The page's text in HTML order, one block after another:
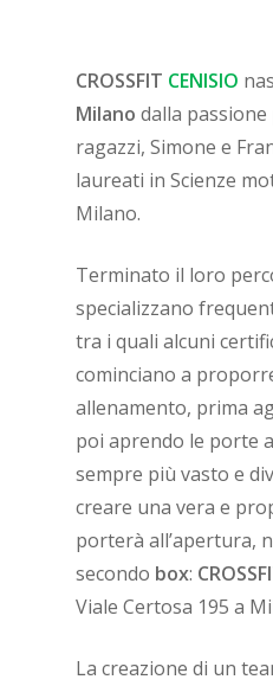
CROSSFIT CENISIO
Milano dalla
ragazzi, Simone e
laureati in Scienze
Milano.
Terminato il loro
specializzano
tra i quali alcuni
cominciano a
allenamento, prima
poi aprendo le porte
sempre più vasto e
creare una vera e
porterà all’apertura,
secondo box:
Viale Certosa 195 a
La creazione di un